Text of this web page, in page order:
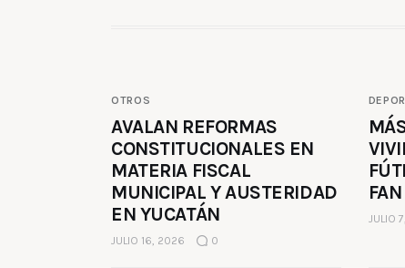
OTROS
AVALAN REFORMAS
CONSTITUCIONALES EN
MATERIA FISCAL
MUNICIPAL Y AUSTERIDAD
EN YUCATÁN
JULIO 16, 2026 0
JULIO